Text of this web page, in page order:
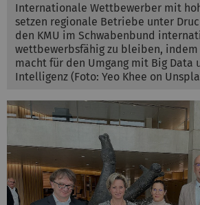
Internationale Wettbewerber mit
setzen regionale Betriebe unter
den KMU im Schwabenbund
wettbewerbsfähig zu bleiben,
macht für den Umgang mit Big Data
Intelligenz (Foto: Yeo Khee on